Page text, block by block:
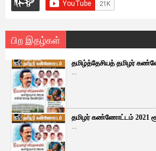
பிற இதழ்கள்
தமிழ்த்தேசியத் தமிழர்
...
தமிழர் கண்ணோட்டம் 2021
...